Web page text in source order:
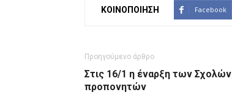
ΚΟΙΝΟΠΟΙΗΣΗ Facebook
Προηγούμενο άρθρο
Στις 16/1 η έναρξη των Σχολών
προπονητών